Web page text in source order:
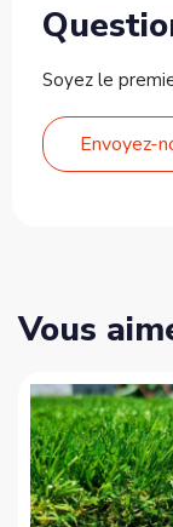
Soyez le
Envoyez-
Vous